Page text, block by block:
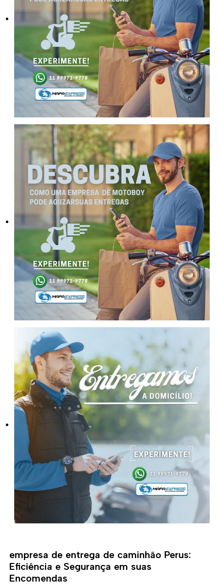
empresa de entrega de caminhão Perus:
Eficiência e Segurança em suas
Encomendas